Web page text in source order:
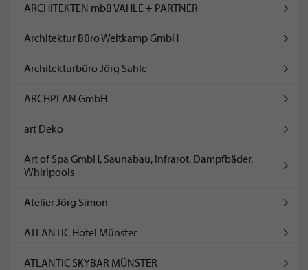
ARCHITEKTEN mbB VAHLE + PARTNER
Architektur Büro Weitkamp GmbH
Architekturbüro Jörg Sahle
ARCHPLAN GmbH
art Deko
Art of Spa GmbH, Saunabau, Infrarot, Dampfbäder,
Whirlpools
Atelier Jörg Simon
ATLANTIC Hotel Münster
ATLANTIC SKYBAR MÜNSTER